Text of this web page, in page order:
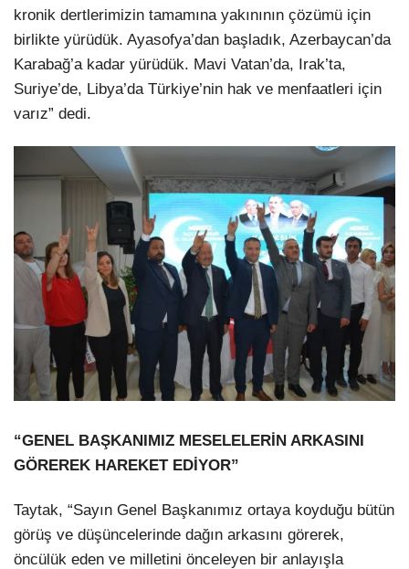
kronik dertlerimizin tamamına yakınının çözümü için
birlikte yürüdük. Ayasofya’dan başladık, Azerbaycan’da
Karabağ’a kadar yürüdük. Mavi Vatan’da, Irak’ta,
Suriye’de, Libya’da Türkiye’nin hak ve menfaatleri için
varız” dedi.
“GENEL BAŞKANIMIZ MESELELERİN ARKASINI
GÖREREK HAREKET EDİYOR”
Taytak, “Sayın Genel Başkanımız ortaya koyduğu bütün
görüş ve düşüncelerinde dağın arkasını görerek,
öncülük eden ve milletini önceleyen bir anlayışla